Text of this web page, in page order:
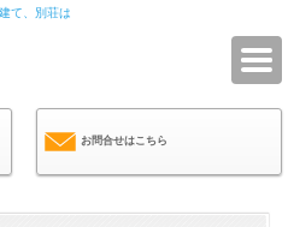
て、別荘は
お問合せはこちら